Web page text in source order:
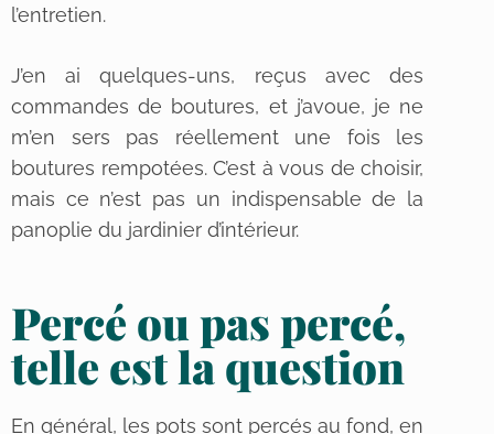
l’entretien.
J’en ai quelques-uns, reçus avec des
commandes de boutures, et j’avoue, je ne
m’en sers pas réellement une fois les
boutures rempotées. C’est à vous de choisir,
mais ce n’est pas un indispensable de la
panoplie du jardinier d’intérieur.
Percé ou pas percé,
telle est la question
En général, les pots sont percés au fond, en